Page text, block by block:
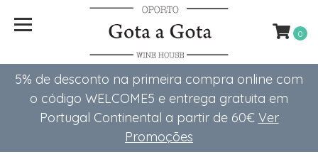
5% de desconto na primeira compra online com
o código WELCOME5 e entrega gratuita em
Portugal Continental a partir de 60€ Ver
Promoções
0